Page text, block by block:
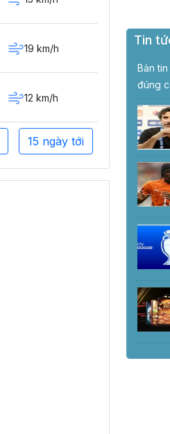
19 km/h
12 km/h
15 ngày tới
Tin
Bản
đúng